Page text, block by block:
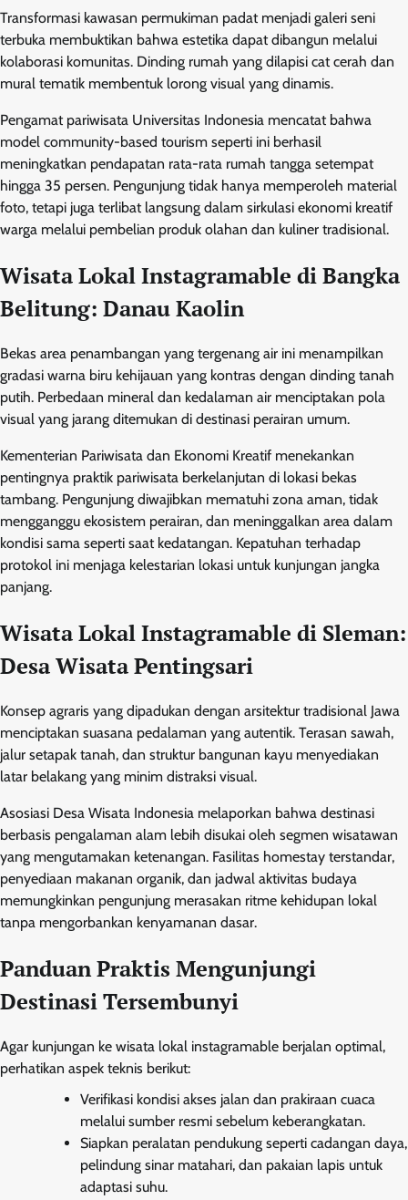
Transformasi kawasan permukiman padat menjadi galeri seni
terbuka membuktikan bahwa estetika dapat dibangun melalui
kolaborasi komunitas. Dinding rumah yang dilapisi cat cerah dan
mural tematik membentuk lorong visual yang dinamis.
Pengamat pariwisata Universitas Indonesia mencatat bahwa
model community-based tourism seperti ini berhasil
meningkatkan pendapatan rata-rata rumah tangga setempat
hingga 35 persen. Pengunjung tidak hanya memperoleh material
foto, tetapi juga terlibat langsung dalam sirkulasi ekonomi kreatif
warga melalui pembelian produk olahan dan kuliner tradisional.
Wisata Lokal Instagramable di Bangka
Belitung: Danau Kaolin
Bekas area penambangan yang tergenang air ini menampilkan
gradasi warna biru kehijauan yang kontras dengan dinding tanah
putih. Perbedaan mineral dan kedalaman air menciptakan pola
visual yang jarang ditemukan di destinasi perairan umum.
Kementerian Pariwisata dan Ekonomi Kreatif menekankan
pentingnya praktik pariwisata berkelanjutan di lokasi bekas
tambang. Pengunjung diwajibkan mematuhi zona aman, tidak
mengganggu ekosistem perairan, dan meninggalkan area dalam
kondisi sama seperti saat kedatangan. Kepatuhan terhadap
protokol ini menjaga kelestarian lokasi untuk kunjungan jangka
panjang.
Wisata Lokal Instagramable di Sleman:
Desa Wisata Pentingsari
Konsep agraris yang dipadukan dengan arsitektur tradisional Jawa
menciptakan suasana pedalaman yang autentik. Terasan sawah,
jalur setapak tanah, dan struktur bangunan kayu menyediakan
latar belakang yang minim distraksi visual.
Asosiasi Desa Wisata Indonesia melaporkan bahwa destinasi
berbasis pengalaman alam lebih disukai oleh segmen wisatawan
yang mengutamakan ketenangan. Fasilitas homestay terstandar,
penyediaan makanan organik, dan jadwal aktivitas budaya
memungkinkan pengunjung merasakan ritme kehidupan lokal
tanpa mengorbankan kenyamanan dasar.
Panduan Praktis Mengunjungi
Destinasi Tersembunyi
Agar kunjungan ke wisata lokal instagramable berjalan optimal,
perhatikan aspek teknis berikut:
Verifikasi kondisi akses jalan dan prakiraan cuaca
melalui sumber resmi sebelum keberangkatan.
Siapkan peralatan pendukung seperti cadangan daya,
pelindung sinar matahari, dan pakaian lapis untuk
adaptasi suhu.